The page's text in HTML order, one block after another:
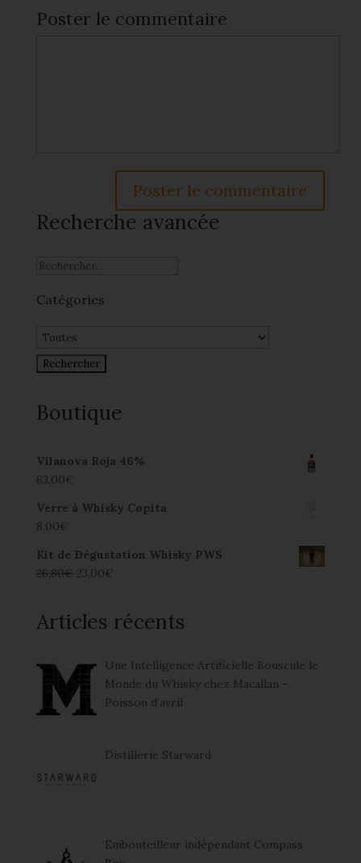
Poster le commentaire
Recherche avancée
Catégories
Boutique
Vilanova Roja 46%
63,00€
Verre à Whisky Copita
8,00€
Kit de Dégustation Whisky PWS
26,80€ 23,00€
Articles récents
Une Intelligence Artificielle Bouscule le
Monde du Whisky chez Macallan –
Poisson d’avril
Distillerie Starward
Embouteilleur indépendant Compass